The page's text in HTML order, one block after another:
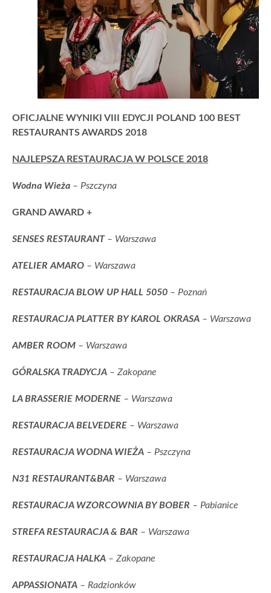
OFICJALNE WYNIKI VIII EDYCJI POLAND 100 BEST
RESTAURANTS AWARDS 2018
NAJLEPSZA RESTAURACJA W POLSCE 2018
Wodna Wieża – Pszczyna
GRAND AWARD +
SENSES RESTAURANT– Warszawa
ATELIER AMARO – Warszawa
RESTAURACJA BLOW UP HALL 5050 – Poznań
RESTAURACJA PLATTER BY KAROL OKRASA – Warszawa
AMBER ROOM – Warszawa
GÓRALSKA TRADYCJA – Zakopane
LA BRASSERIE MODERNE – Warszawa
RESTAURACJA BELVEDERE – Warszawa
RESTAURACJA WODNA WIEŻA – Pszczyna
N31 RESTAURANT&BAR – Warszawa
RESTAURACJA WZORCOWNIA BY BOBER – Pabianice
STREFA RESTAURACJA & BAR – Warszawa
RESTAURACJA HALKA – Zakopane
APPASSIONATA – Radzionków